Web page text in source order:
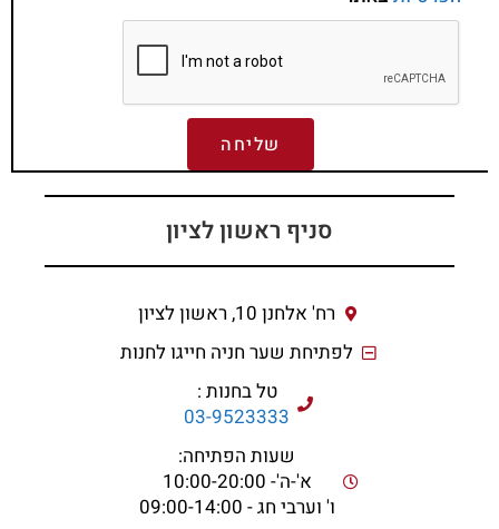
שליחה
סניף ראשון לציון
רח' אלחנן 10, ראשון לציון
לפתיחת שער חניה חייגו לחנות
טל בחנות :
03-9523333
שעות הפתיחה:
א'-ה'- 10:00-20:00
ו' וערבי חג - 09:00-14:00